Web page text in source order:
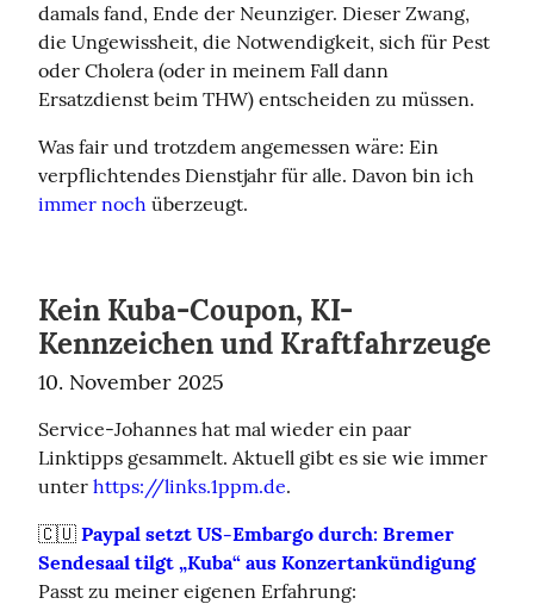
damals fand, Ende der Neunziger. Dieser Zwang,
die Ungewissheit, die Notwendigkeit, sich für Pest
oder Cholera (oder in meinem Fall dann
Ersatzdienst beim THW) entscheiden zu müssen.
Was fair und trotzdem angemessen wäre: Ein
immer noch überzeugt.
Kein Kuba-Coupon, KI-
Kennzeichen und Kraftfahrzeuge
10. November 2025
Service-Johannes hat mal wieder ein paar
Linktipps gesammelt. Aktuell gibt es sie wie immer
unter https://links.1ppm.de.
🇨🇺 Paypal setzt US-Embargo durch: Bremer
Sendesaal tilgt „Kuba“ aus Konzertankündigung